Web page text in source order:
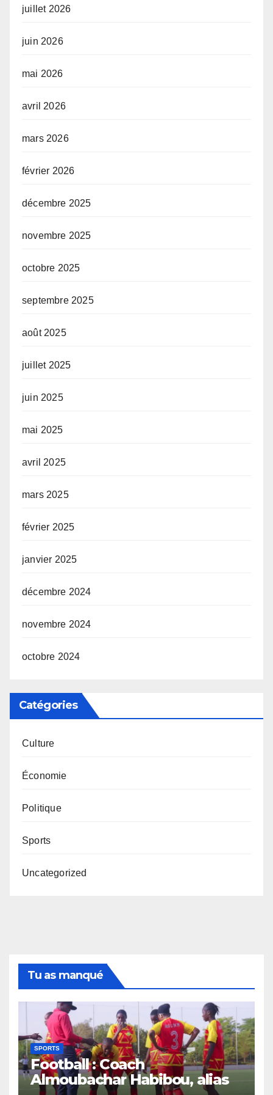
juillet 2026
juin 2026
mai 2026
avril 2026
mars 2026
février 2026
décembre 2025
novembre 2025
octobre 2025
septembre 2025
août 2025
juillet 2025
juin 2025
mai 2025
avril 2025
mars 2025
février 2025
janvier 2025
décembre 2024
novembre 2024
octobre 2024
Catégories
Culture
Économie
Politique
Sports
Uncategorized
Tu as manqué
SPORTS
Football : Coach
Almoubachar Habibou, alias